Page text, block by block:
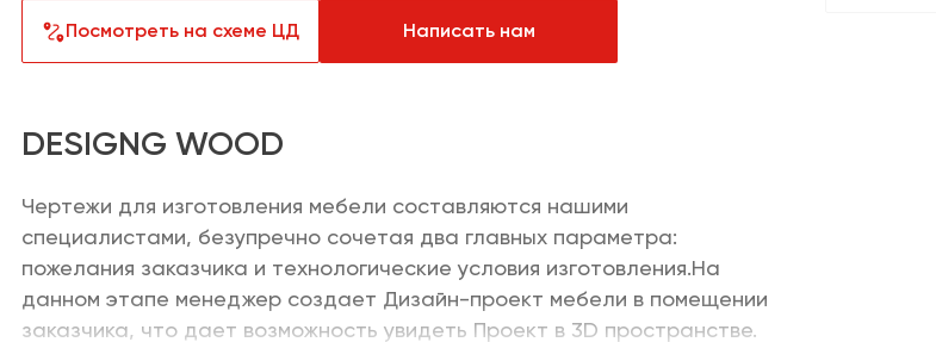
Продукты
Посмотреть на схеме ЦД Написать нам
DESIGNG WOOD
Чертежи для изготовления мебели составляются нашими
специалистами, безупречно сочетая два главных параметра:
пожелания заказчика и технологические условия изготовления.На
данном этапе менеджер создает Дизайн-проект мебели в помещении
заказчика, что дает возможность увидеть Проект в 3D пространстве.